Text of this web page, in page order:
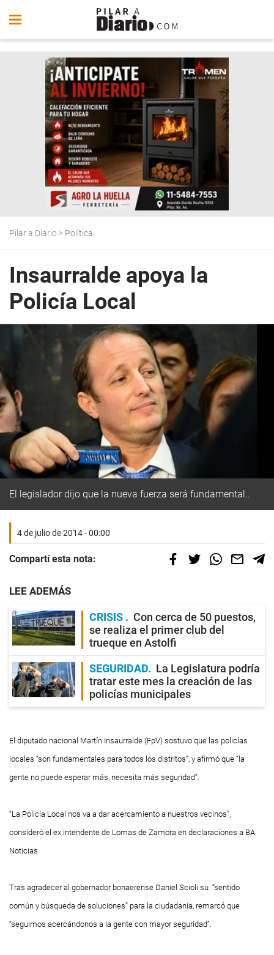
Pilar a Diario > Política
Insaurralde apoya la
Policía Local
El legislador dijo que la nueva fuerza será fundamental..
4 de julio de 2014 - 00:00
Compartí esta nota:
LEE ADEMÁS
CRISIS
Con cerca de 50 puestos,
se realiza el primer club del
trueque en Astolfi
SEGURIDAD
La Legislatura podría
tratar este mes la creación de las
policías municipales
El diputado nacional Martín Insaurralde (FpV) sostuvo que las policías
locales “son fundamentales para todos los distritos”, y afirmó que “la
gente no puede esperar más, necesita más seguridad”.
“La Policía Local nos va a dar acercamiento a nuestros vecinos”,
consideró el ex intendente de Lomas de Zamora en declaraciones a BA
Noticias.
Tras agradecer al gobernador bonaerense Daniel Scioli su “sentido
común y búsqueda de soluciones” para la ciudadanía, remarcó que
“seguimos acercándonos a la gente con mayor seguridad”.